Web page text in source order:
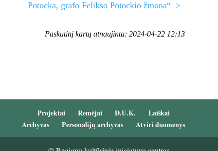
Potocka, grafo Felikso Potockio žmona“ >
Paskutinį kartą atnaujinta: 2024-04-22 12:13
Projektai Remėjai D.U.K.
Laiškai
Archyvas
Personalijų archyvas Atviri duomenys